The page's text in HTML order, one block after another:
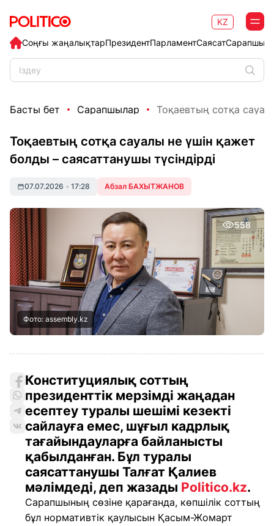
Соңғы жаңалықтарПрезидентПарламентСаясат
KZ
Басты бет Сарапшылар Тоқаевтың сотқа
Тоқаевтың сотқа сауалы не үшін қажет
болды – саясаттанушы түсіндірді
07.07.2026 • 17:28 Абзал БАХЫТЖАНОВ
558
Фото: assembly.kz
Конституциялық соттың
президенттік мерзімді жаңадан
есептеу туралы шешімі кезекті
сайлауға емес, шұғыл кадрлық
тағайындауларға байланысты
қабылданған. Бұл туралы
саясаттанушы Талғат Қалиев
мәлімдеді, деп жазады Politico.kz.
Сарапшының сөзіне қарағанда, көпшілік соттың
бұл нормативтік қаулысын Қасым-Жомарт